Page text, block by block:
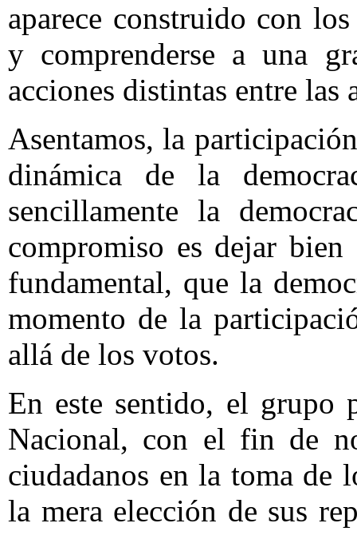
aparece construido con
y comprenderse a una
acciones distintas entre las
Asentamos, la
dinámica de la
sencillamente la
compromiso es dejar
fundamental, que la
momento de la
allá de los votos.
En este sentido, el grupo
Nacional, con el fin de
ciudadanos en la toma de
la mera elección de sus